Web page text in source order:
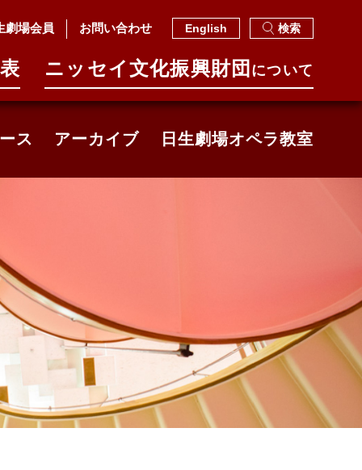
劇場会員 お問い合わせ English 検索
ニッセイ⽂化振興財団 について
ス アーカイブ 日生劇場オペラ教室